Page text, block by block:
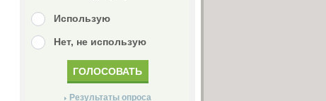
Использую
Нет, не использую
Результаты опроса